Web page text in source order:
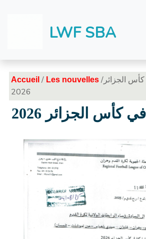
LWF SBA
Accueil/ Les nouvelles/المشاركة في كأس الجزائر
2026
كأس الجزائر 2026